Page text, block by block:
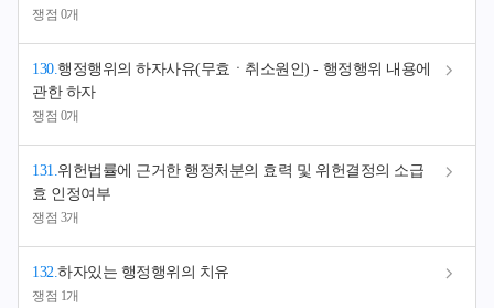
쟁점 0개
130.행정행위의 하자사유(무효ㆍ취소원인) - 행정행위 내용에
관한 하자
쟁점 0개
131.위헌법률에 근거한 행정처분의 효력 및 위헌결정의 소급
효 인정여부
쟁점 3개
132.하자있는 행정행위의 치유
쟁점 1개